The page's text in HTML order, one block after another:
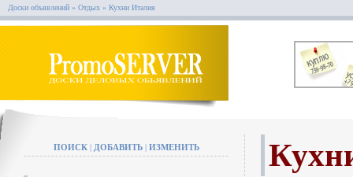
Доски объявлений » Отдых » Кухни Италия
ПОИСК| ДОБАВИТЬ| ИЗМЕНИТЬ